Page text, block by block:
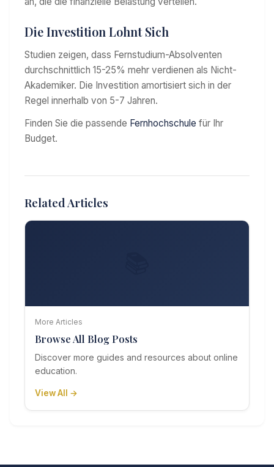
Die Investition Lohnt Sich
Studien zeigen, dass Fernstudium-Absolventen
durchschnittlich 15-25% mehr verdienen als Nicht-
Akademiker. Die Investition amortisiert sich in der
Regel innerhalb von 5-7 Jahren.
Finden Sie die passende Fernhochschule für Ihr
Budget.
Related Articles
More Articles
Browse All Blog Posts
Discover more guides and resources about online
education.
View All →